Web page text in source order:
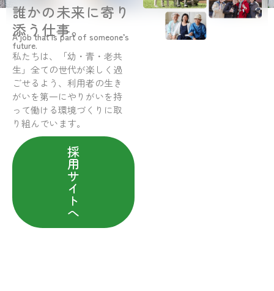
誰かの未来に寄り
添う仕事。
A job that is part of someone’s
future.
私たちは、「幼・青・老共
生」全ての世代が楽しく過
ごせるよう、利用者の生き
がいを第一にやりがいを持
って働ける環境づくりに取
り組んでいます。
採
用
サ
イ
ト
へ